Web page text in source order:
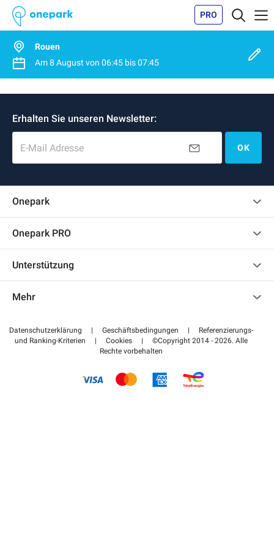
PRO
Rouen
Am8 August von 06:45bis07:45
Erhalten Sie unseren Newsletter:
E-Mail Adresse OK
Onepark
Onepark PRO
Werden Sie unser Partner
Auf meinen Partnerbereich zugreifen
Unterstützung
Bezahlen Sie Ihren Parkplatz FLOW
Mehr
Datenschutzerklärung | Geschäftsbedingungen |
Referenzierungs-
und Ranking-Kriterien
| Cookies |
©Copyright 2014 - 2026. Alle
Rechte vorbehalten